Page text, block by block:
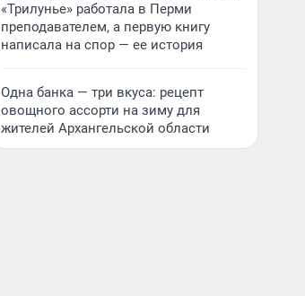
«Трилунье» работала в Перми
преподавателем, а первую книгу
написала на спор — ее история
Одна банка — три вкуса: рецепт
овощного ассорти на зиму для
жителей Архангельской области